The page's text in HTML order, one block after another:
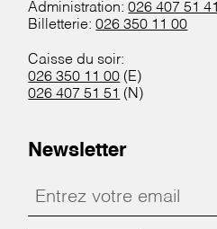
Administration:026 407 51 41
Billetterie:026 350 11 00
Caisse du soir:
026 350 11 00 (E)
026 407 51 51 (N)
Newsletter